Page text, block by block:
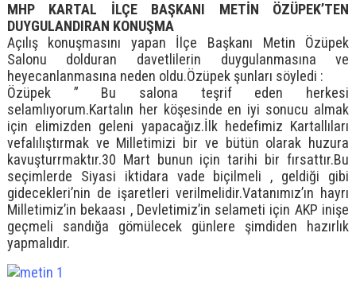
MHP KARTAL İLÇE BAŞKANI METİN ÖZÜPEK’TEN
DUYGULANDIRAN KONUŞMA
Açılış konuşmasını yapan İlçe Başkanı Metin Özüpek
Salonu dolduran davetlilerin duygulanmasına ve
heyecanlanmasına neden oldu.Özüpek şunları söyledi :
Özüpek ” Bu salona teşrif eden herkesi
selamlıyorum.Kartalın her köşesinde en iyi sonucu almak
için elimizden geleni yapacağız.İlk hedefimiz Kartallıları
vefalılıştırmak ve Milletimizi bir ve bütün olarak huzura
kavuşturrmaktır.30 Mart bunun için tarihi bir fırsattır.Bu
seçimlerde Siyasi iktidara vade biçilmeli , geldiği gibi
gidecekleri’nin de işaretleri verilmelidir.Vatanımız’ın hayrı
Milletimiz’in bekaası , Devletimiz’in selameti için AKP inişe
geçmeli sandığa gömülecek günlere şimdiden hazırlık
yapmalıdır.